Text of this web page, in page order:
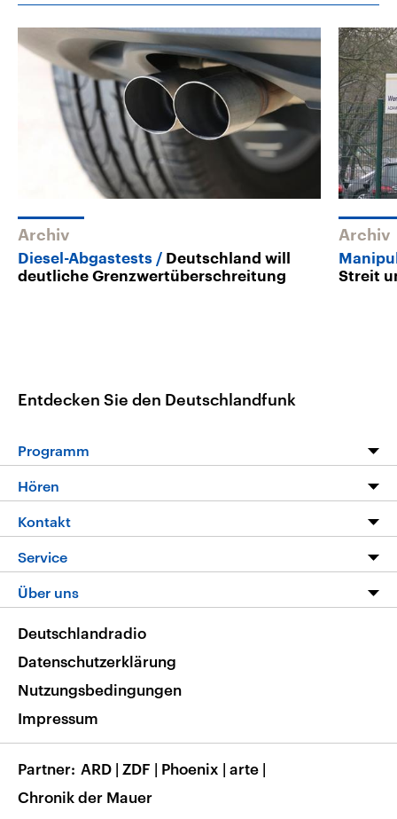
Archiv
Diesel-Abgastests
Deutschland will
deutliche Grenzwertüberschreitung
Archiv
Streit
Entdecken Sie den Deutschlandfunk
Programm
Programm
Die Nachrichten
Nachrichtenleicht
Neue Beiträge auf dlf.de
Hören
Livestream
Podcasts
Deutschlandfunk App
Nachrichten App
Frequenzen
Kontakt
Hörerservice
Service
FAQ
Veranstaltungen
Musikliste
RSS
Über uns
Barrierefreiheit
Deutschlandradio
Datenschutzerklärung
Nutzungsbedingungen
Impressum
Partner ARD | ZDF | Phoenix | arte |
Chronik der Mauer